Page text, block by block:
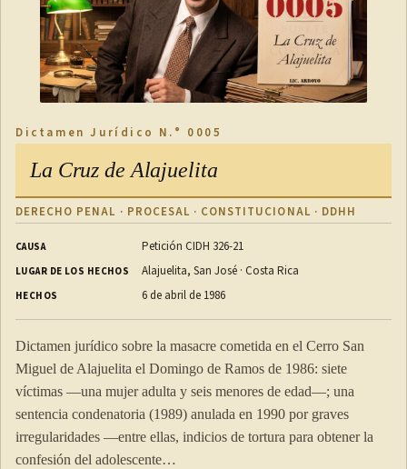
Dictamen Jurídico N.° 0005
La Cruz de Alajuelita
DERECHO PENAL · PROCESAL · CONSTITUCIONAL · DDHH
CAUSA Petición CIDH 326-21
LUGAR DE LOS HECHOS Alajuelita, San José · Costa Rica
HECHOS 6 de abril de 1986
Dictamen jurídico sobre la masacre cometida en el Cerro San
Miguel de Alajuelita el Domingo de Ramos de 1986: siete
víctimas —una mujer adulta y seis menores de edad—; una
sentencia condenatoria (1989) anulada en 1990 por graves
irregularidades —entre ellas, indicios de tortura para obtener la
confesión del adolescente…